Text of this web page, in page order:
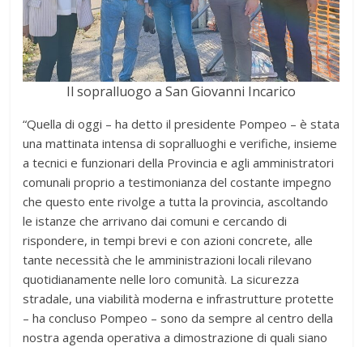
Il sopralluogo a San Giovanni Incarico
“Quella di oggi – ha detto il presidente Pompeo – è stata
una mattinata intensa di sopralluoghi e verifiche, insieme
a tecnici e funzionari della Provincia e agli amministratori
comunali proprio a testimonianza del costante impegno
che questo ente rivolge a tutta la provincia, ascoltando
le istanze che arrivano dai comuni e cercando di
rispondere, in tempi brevi e con azioni concrete, alle
tante necessità che le amministrazioni locali rilevano
quotidianamente nelle loro comunità. La sicurezza
stradale, una viabilità moderna e infrastrutture protette
– ha concluso Pompeo – sono da sempre al centro della
nostra agenda operativa a dimostrazione di quali siano